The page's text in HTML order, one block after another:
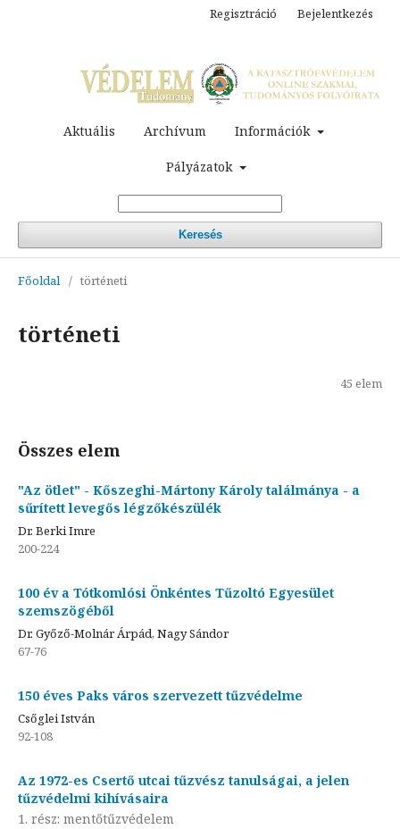
Aktuális Archívum Információk
Pályázatok
Keresés
Regisztráció Bejelentkezés
Főoldal / történeti
történeti
45 elem
Összes elem
"Az ötlet" - Kőszeghi-Mártony Károly találmánya - a
sűrített levegős légzőkészülék
Dr. Berki Imre
200-224
100 év a Tótkomlósi Önkéntes Tűzoltó Egyesület
szemszögéből
Dr. Győző-Molnár Árpád, Nagy Sándor
67-76
150 éves Paks város szervezett tűzvédelme
Csőglei István
92-108
Az 1972-es Csertő utcai tűzvész tanulságai, a jelen
tűzvédelmi kihívásaira
1. rész: mentőtűzvédelem